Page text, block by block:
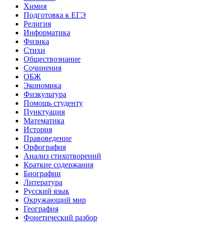
Химия
Подготовка к ЕГЭ
Религия
Информатика
Физика
Стихи
Обществознание
Сочинения
ОБЖ
Экономика
Физкультура
Помощь студенту
Пунктуация
Математика
История
Правоведение
Орфография
Анализ стихотворений
Краткие содержания
Биографии
Литература
Русский язык
Окружающий мир
География
Фонетический разбор